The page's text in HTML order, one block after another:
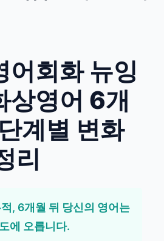
어회화 뉴잉
상영어 6개
계별 변화
리
, 6개월 뒤 당신의 영어는
에 오릅니다.